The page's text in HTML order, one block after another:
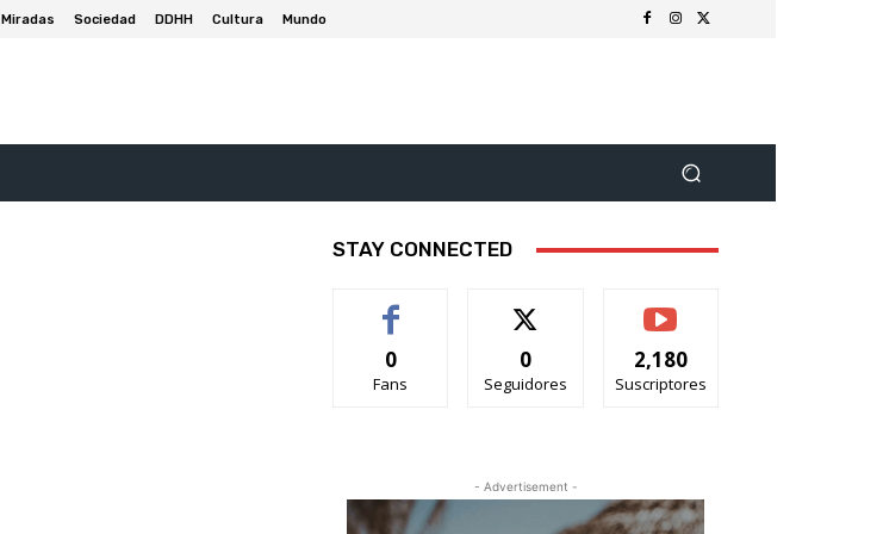
Miradas Sociedad DDHH Cultura Mundo
STAY CONNECTED
0
Fans
0
Seguidores
2,180
Suscriptores
- Advertisement -